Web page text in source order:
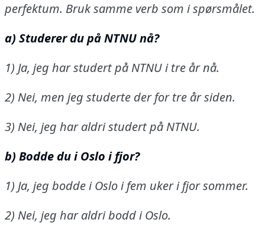
perfektum. Bruk samme verb som i spørsmålet.
a) Studerer du på NTNU nå?
1) Ja, jeg har studert på NTNU i tre år nå.
2) Nei, men jeg studerte der for tre år siden.
3) Nei, jeg har aldri studert på NTNU.
b) Bodde du i Oslo i fjor?
1) Ja, jeg bodde i Oslo i fem uker i fjor sommer.
2) Nei, jeg har aldri bodd i Oslo.